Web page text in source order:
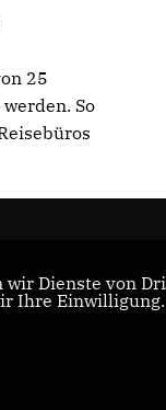
25
So
wir Dienste von
Ihre